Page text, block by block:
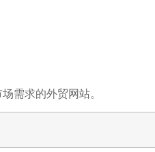
需求的外贸网站。